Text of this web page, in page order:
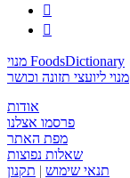


מנוי FoodsDictionary
מנוי ליועצי תזונה וכושר
אודות
פרסמו אצלנו
מפת האתר
שאלות נפוצות
תנאי שימוש | תקנון